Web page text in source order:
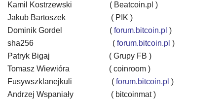
Kamil Kostrzewski ( Beatcoin.pl )
Jakub Bartoszek ( PIK )
Dominik Gordel ( forum.bitcoin.pl )
sha256
( forum.bitcoin.pl )
Patryk Bigaj
( Grupy FB )
Tomasz Wiewióra ( coinroom )
Fusywszklanejkuli
( forum.bitcoin.pl )
Andrzej Wspaniały ( bitcoinmat )